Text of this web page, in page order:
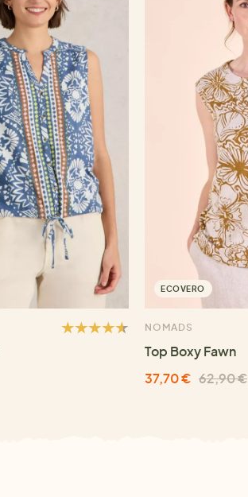
ECOVERO
NOMADS
Top Boxy Fawn
37,70 € 62,90 €